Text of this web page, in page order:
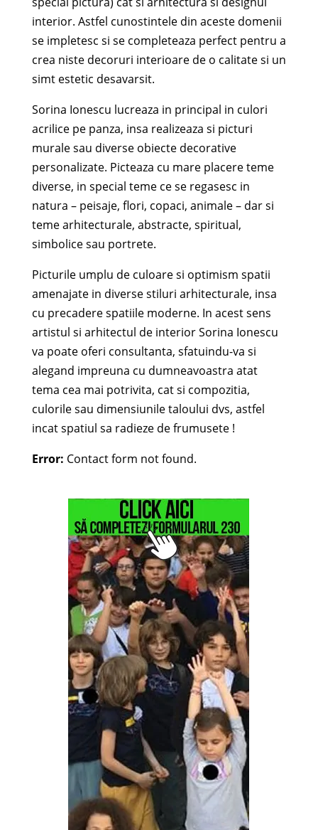
interior. Astfel cunostintele din aceste domenii
se impletesc si se completeaza perfect pentru a
crea niste decoruri interioare de o calitate si un
simt estetic desavarsit.
Sorina Ionescu lucreaza in principal in culori
acrilice pe panza, insa realizeaza si picturi
murale sau diverse obiecte decorative
personalizate. Picteaza cu mare placere teme
diverse, in special teme ce se regasesc in
natura – peisaje, flori, copaci, animale – dar si
teme arhitecturale, abstracte, spiritual,
simbolice sau portrete.
Picturile umplu de culoare si optimism spatii
amenajate in diverse stiluri arhitecturale, insa
cu precadere spatiile moderne. In acest sens
artistul si arhitectul de interior Sorina Ionescu
va poate oferi consultanta, sfatuindu-va si
alegand impreuna cu dumneavoastra atat
tema cea mai potrivita, cat si compozitia,
culorile sau dimensiunile taloului dvs, astfel
incat spatiul sa radieze de frumusete !
Error: Contact form not found.